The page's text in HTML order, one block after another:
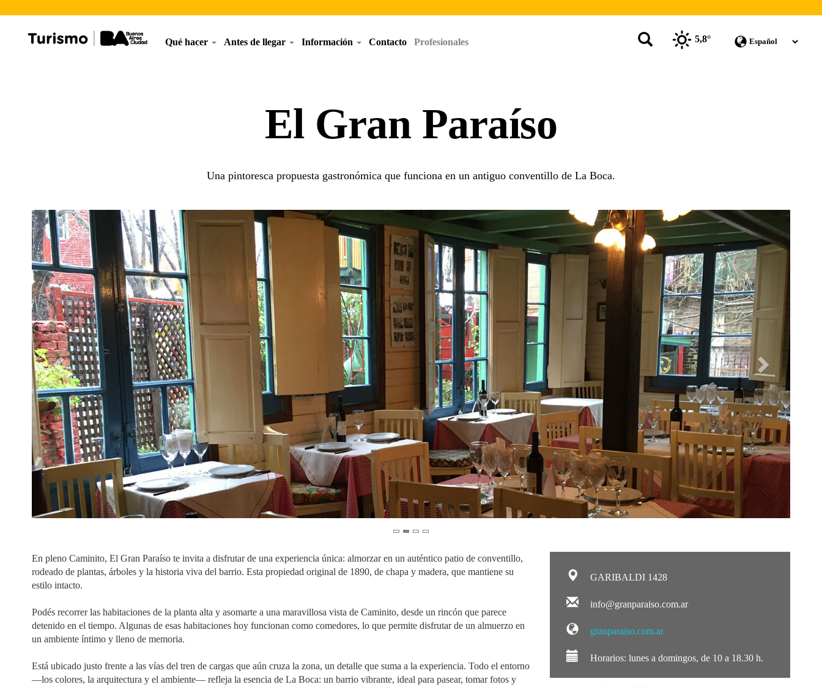
Qué hacer Antes de llegar Información Contacto Profesionales 5,8°
El Gran Paraíso
Una pintoresca propuesta gastronómica que funciona en un antiguo conventillo de La Boca.
En pleno Caminito, El Gran Paraíso te invita a disfrutar de una experiencia única: almorzar en un auténtico patio de conventillo,
rodeado de plantas, árboles y la historia viva del barrio. Esta propiedad original de 1890, de chapa y madera, que mantiene su
estilo intacto.
Podés recorrer las habitaciones de la planta alta y asomarte a una maravillosa vista de Caminito, desde un rincón que parece
detenido en el tiempo. Algunas de esas habitaciones hoy funcionan como comedores, lo que permite disfrutar de un almuerzo en
un ambiente íntimo y lleno de memoria.
Está ubicado justo frente a las vías del tren de cargas que aún cruza la zona, un detalle que suma a la experiencia. Todo el entorno
—los colores, la arquitectura y el ambiente— refleja la esencia de La Boca: un barrio vibrante, ideal para pasear, tomar fotos y
GARIBALDI 1428
info@granparaiso.com.ar
granparaiso.com.ar
Horarios: lunes a domingos, de 10 a 18.30 h.